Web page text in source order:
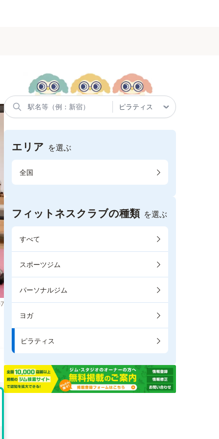
エリア を選ぶ
全国
フィットネスクラブの種類 を選ぶ
すべて
スポーツジム
パーソナルジム
ヨガ
ピラティス